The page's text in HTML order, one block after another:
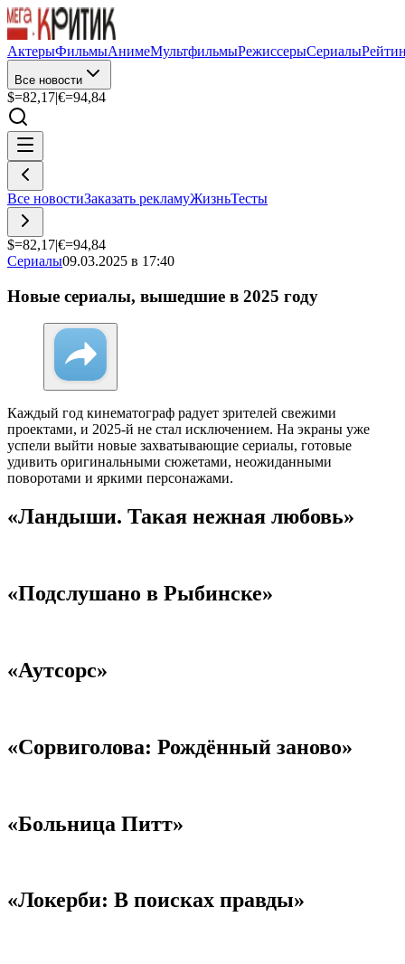
АктерыФильмыАнимеМультфильмыРежиссерыСериалы
Все новости
$=82,17|€=94,84
Все новостиЗаказать рекламуЖизньТесты
$=82,17|€=94,84
Сериалы09.03.2025 в 17:40
Новые сериалы, вышедшие в 2025 году
Каждый год кинематограф радует зрителей свежими
проектами, и 2025-й не стал исключением. На экраны уже
успели выйти новые захватывающие сериалы, готовые
удивить оригинальными сюжетами, неожиданными
поворотами и яркими персонажами.
«Ландыши. Такая нежная любовь»
«Подслушано в Рыбинске»
«Аутсорс»
«Сорвиголова: Рождённый заново»
«Больница Питт»
«Локерби: В поисках правды»